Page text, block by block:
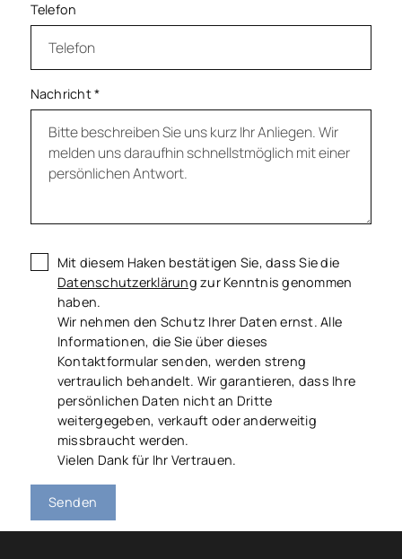
Telefon
Nachricht*
Mit diesem Haken bestätigen Sie, dass Sie die
Datenschutzerklärung zur Kenntnis genommen
haben.
Wir nehmen den Schutz Ihrer Daten ernst. Alle
Informationen, die Sie über dieses
Kontaktformular senden, werden streng
vertraulich behandelt. Wir garantieren, dass Ihre
persönlichen Daten nicht an Dritte
weitergegeben, verkauft oder anderweitig
missbraucht werden.
Vielen Dank für Ihr Vertrauen.
Senden